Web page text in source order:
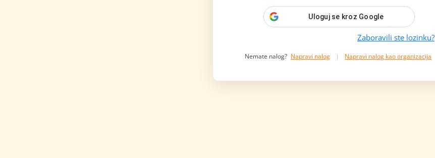
Uloguj se kroz Google
Zaboravili ste lozinku?
Nemate nalog? Napravi nalog | Napravi nalog kao organizacija